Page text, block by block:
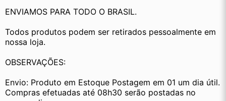
ENVIAMOS PARA TODO O BRASIL.
Todos produtos podem ser retirados pessoalmente em
nossa loja.
OBSERVAÇÕES:
Envio: Produto em Estoque Postagem em 01 um dia útil.
Compras efetuadas até 08h30 serão postadas no